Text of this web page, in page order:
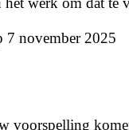
7 november 2025
voorspelling